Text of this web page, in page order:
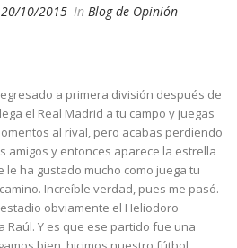
20/10/2015 In Blog de Opinión
a primera división después de
el Real Madrid a tu campo y juegas
al rival, pero acabas perdiendo
amigos y entonces aparece la estrella
le ha gustado mucho como juega tu
Increíble verdad, pues me pasó.
obviamente el Heliodoro
Raúl. Y es que ese partido fue una